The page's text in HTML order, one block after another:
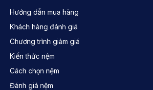
Hướng dẫn mua hàng
Khách hàng đánh giá
Chương trình giảm giá
Kiến thức nệm
Cách chọn nệm
Đánh giá nệm